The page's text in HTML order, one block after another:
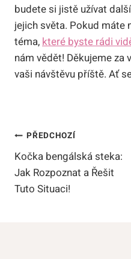
budete si jistě užívat
jejich světa. Pokud máte
téma, které byste rádi
nám vědět! Děkujeme za
vaši návštěvu příště. Ať
Navigace
Pro
Příspěvek
PŘEDCHOZÍ
Kočka bengálská steka:
Jak Rozpoznat a Řešit
Tuto Situaci!